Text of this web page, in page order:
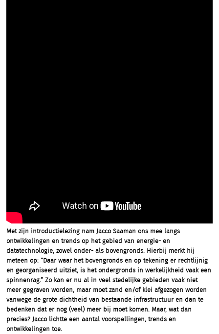
Met zijn introductielezing nam Jacco Saaman ons mee langs
ontwikkelingen en trends op het gebied van energie- en
datatechnologie, zowel onder- als bovengronds. Hierbij merkt hij
meteen op: “Daar waar het bovengronds en op tekening er rechtlijnig
en georganiseerd uitziet, is het ondergronds in werkelijkheid vaak een
spinnenrag.” Zo kan er nu al in veel stedelijke gebieden vaak niet
meer gegraven worden, maar moet zand en/of klei afgezogen worden
vanwege de grote dichtheid van bestaande infrastructuur en dan te
bedenken dat er nog (veel) meer bij moet komen. Maar, wat dan
precies? Jacco lichtte een aantal voorspellingen, trends en
ontwikkelingen toe.